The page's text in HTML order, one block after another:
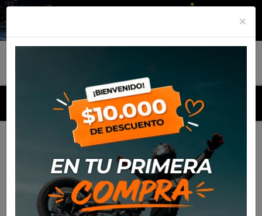
MENU
Productos Mantención Repuestos
Piola de
Embrague Yamaha YBR125
×